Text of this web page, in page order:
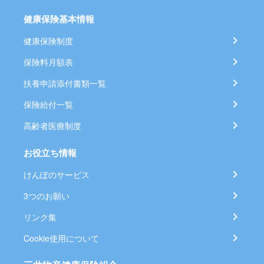
健康保険基本情報
健康保険制度
保険料月額表
扶養申請添付書類一覧
保険給付一覧
高齢者医療制度
お役立ち情報
けんぽのサービス
3つのお願い
リンク集
Cookie使用について